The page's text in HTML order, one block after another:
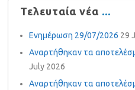
Τελευταία νέα
Ενημέρωση 29/07/2026 29
Αναρτήθηκαν τα
July 2026
Αναρτήθηκαν τα